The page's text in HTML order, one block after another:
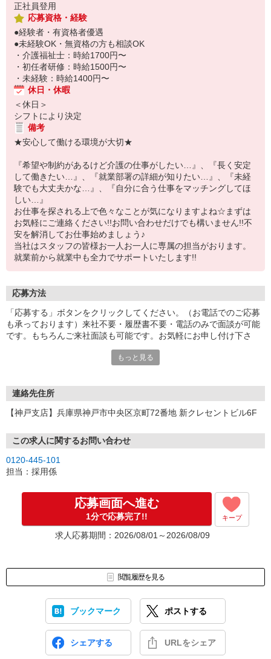
正社員登用
応募資格・経験
●経験者・有資格者優遇
●未経験OK・無資格の方も相談OK
・介護福祉士：時給1700円〜
・初任者研修：時給1500円〜
・未経験：時給1400円〜
休日・休暇
＜休日＞
シフトにより決定
備考
★安心して働ける環境が大切★
『希望や制約があるけど介護の仕事がしたい…』、『長く安定
して働きたい…』、『就業部署の詳細が知りたい…』、『未経
験でも大丈夫かな…』、『自分に合う仕事をマッチングしてほ
しい…』
お仕事を探される上で色々なことが気になりますよね☆まずは
お気軽にご連絡ください!!お問い合わせだけでも構いません!!不
安を解消してお仕事始めましょう♪
当社はスタッフの皆様お一人お一人に専属の担当がおります。
就業前から就業中も全力でサポートいたします!!
応募方法
「応募する」ボタンをクリックしてください。（お電話でのご応募
も承っております）来社不要・履歴書不要・電話のみで面談が可能
です。もちろんご来社面談も可能です。お気軽にお申し付け下さ
もっと見る
連絡先住所
【神戸支店】兵庫県神戸市中央区京町72番地 新クレセントビル6F
この求人に関するお問い合わせ
0120-445-101
担当：採用係
応募画面へ進む
1分で応募完了!! キープ
求人応募期間：2026/08/01～2026/08/09
閲覧履歴を見る
ブックマーク ポストする
シェアする URLをシェア